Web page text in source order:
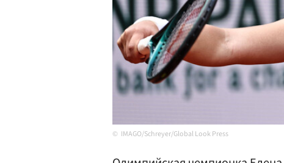
IMAGO/Schreyer/Global Look Press